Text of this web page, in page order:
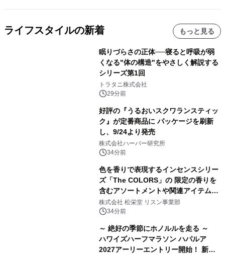
ライフスタイルの新着 もっと見る
眠りづらさの正体──寝ると呼吸が弱
くなる"体の構造"をやさしく解説する
シリーズ第1回
トラタニ株式会社
29分前
好評の『うるおいスクワランスティッ
ク』が定番商品に パッケージを刷新
し、9/24より発売
株式会社ハーバー研究所
34分前
色を香りで表現するインセンスシリー
ズ「The COLORS」の 限定の香りを
含むアソートメントや関連アイテムを
8月6日発売
株式会社 松栄堂 リスン事業部
34分前
～ 絶好の季節にホノルルを走る ～
ハワイズハーフマラソン ハパルア
2027アーリーエントリー開始！ 新カ